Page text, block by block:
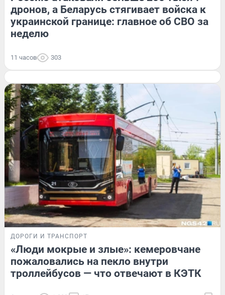
дронов, а Беларусь стягивает войска к
украинской границе: главное об СВО за
неделю
11 часов 303
ДОРОГИ И ТРАНСПОРТ
«Люди мокрые и злые»: кемеровчане
пожаловались на пекло внутри
троллейбусов — что отвечают в КЭТК